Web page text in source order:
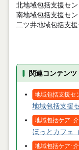
北地域包括支援セ
南地域包括支援セ
二ツ井地域包括支
関連コンテンツ
地域包括支援セ
地域包括支援
地域包括ケア･
ほっとカフェ
地域包括ケア･